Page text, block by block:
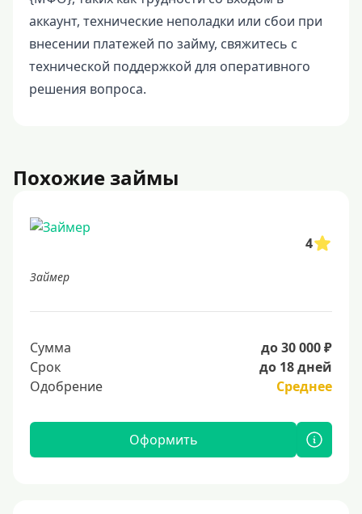
аккаунт, технические неполадки или сбои при
внесении платежей по займу, свяжитесь с
технической поддержкой для оперативного
решения вопроса.
Похожие займы
4
Займер
Сумма
до 30 000 ₽
Срок
до 18 дней
Одобрение
Среднее
Оформить